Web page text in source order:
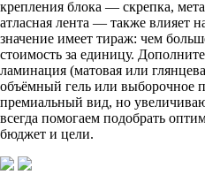
крепления блока — скрепка,
атласная лента — также влияет
значение имеет тираж: чем
стоимость за единицу.
ламинация (матовая или
объёмный гель или выборочное
премиальный вид, но
всегда помогаем подобрать
бюджет и цели.